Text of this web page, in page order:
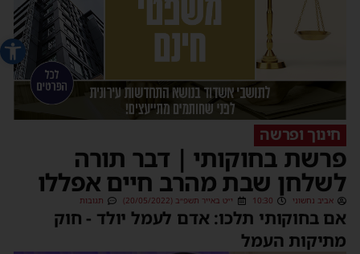
פתח
חינוך ופרשה
פרשת בחוקותי | דבר תורה
לשלחן שבת מהרב חיים אפללו
אביב נחשוני 10:30 י״ט באייר תשפ״ב (20/05/2022) תגובות
אם בחוקותי תלכו: אדם לעמל יולד - חוק
מתיקות העמל